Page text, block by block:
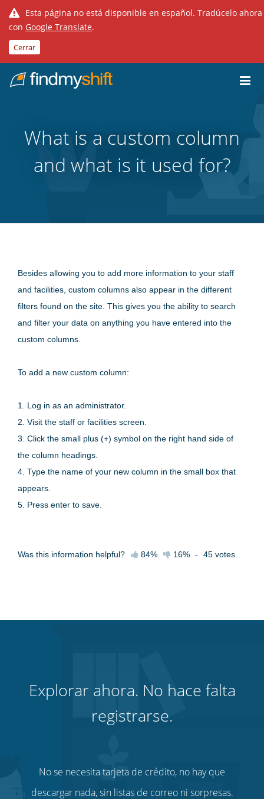
Esta página no está disponible en español. Tradúcelo ahora
con Google Translate.
Cerrar
Inicio
What is a custom column
and what is it used for?
Besides allowing you to add more information to your staff
and facilities, custom columns also appear in the different
filters found on the site. This gives you the ability to search
and filter your data on anything you have entered into the
custom columns.
To add a new custom column:
1. Log in as an administrator.
2. Visit the staff or facilities screen.
3. Click the small plus (+) symbol on the right hand side of
the column headings.
4. Type the name of your new column in the small box that
appears.
5. Press enter to save.
Was this information helpful? 84% 16% - 45 votes
Explorar ahora. No hace falta
registrarse.
No se necesita tarjeta de crédito, no hay que
descargar nada, sin listas de correo ni sorpresas.